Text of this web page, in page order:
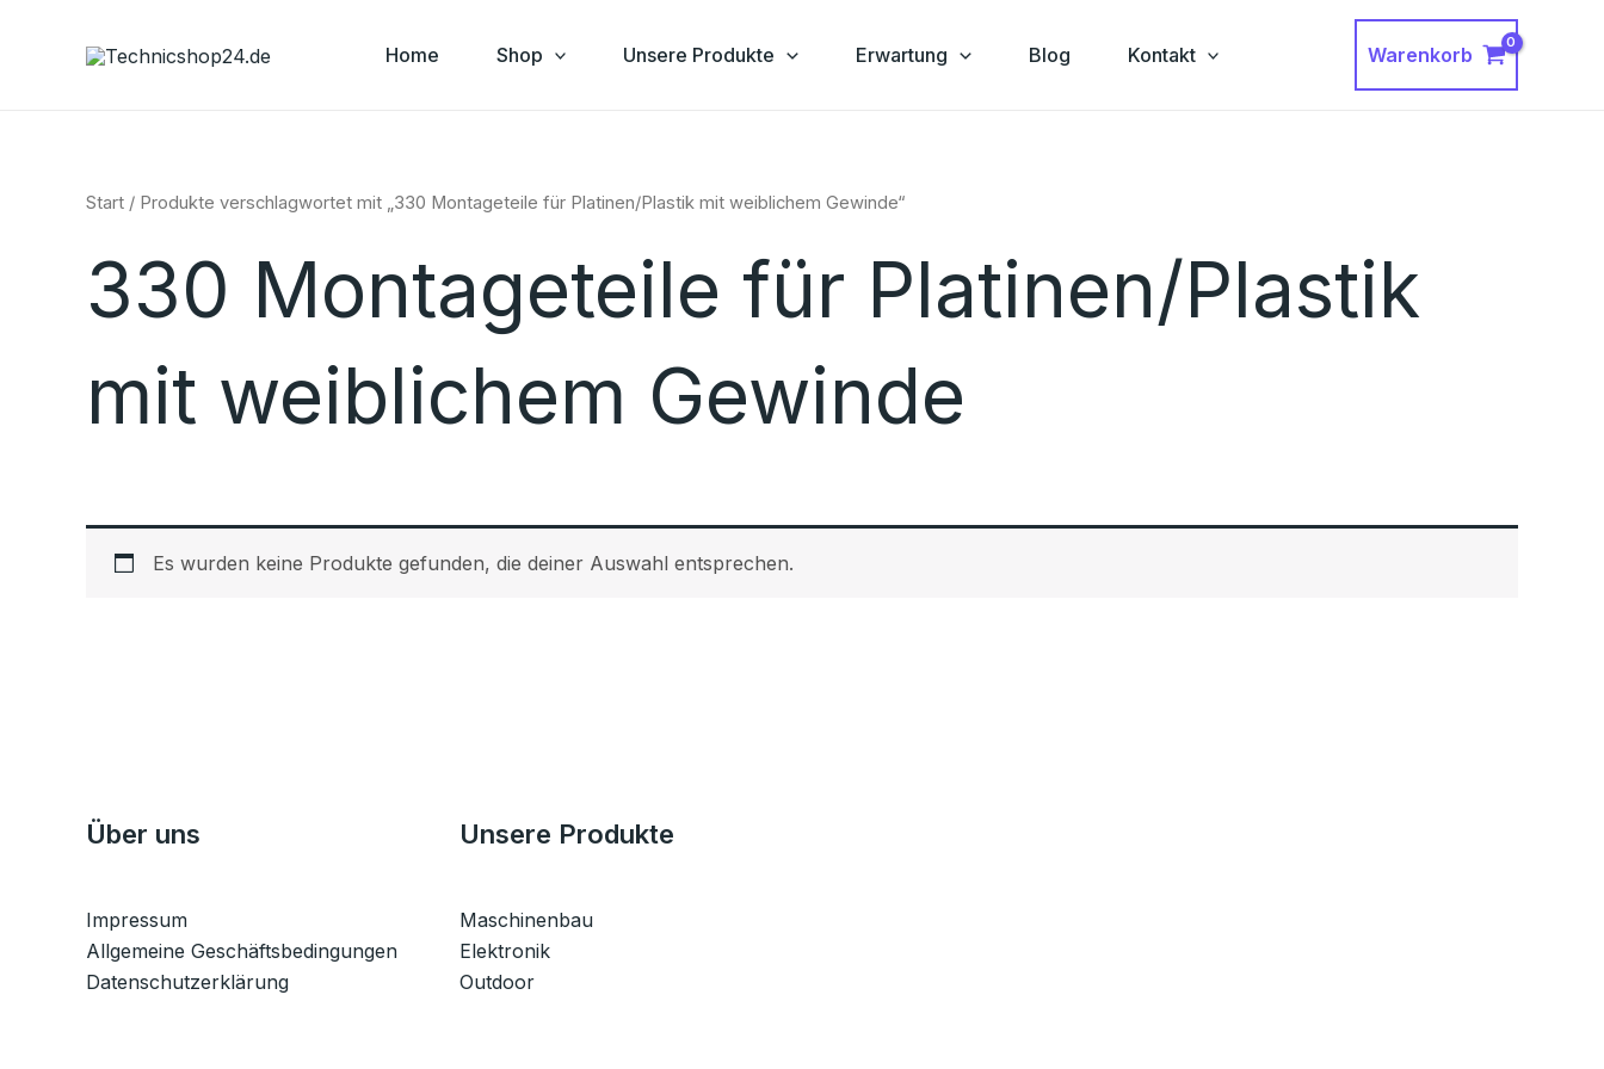
Home Shop Unsere Produkte Erwartung Blog Kontakt Warenkorb
Start / Produkte verschlagwortet mit „330 Montageteile für Platinen/Plastik mit weiblichem Gewinde“
330 Montageteile für Platinen/Plastik
mit weiblichem Gewinde
Es wurden keine Produkte gefunden, die deiner Auswahl entsprechen.
Über uns
Impressum
Allgemeine Geschäftsbedingungen
Datenschutzerklärung
Unsere Produkte
Maschinenbau
Elektronik
Outdoor